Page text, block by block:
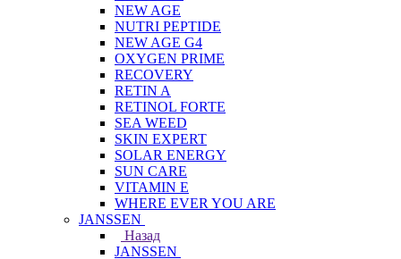
NEW AGE
NUTRI PEPTIDE
NEW AGE G4
OXYGEN PRIME
RECOVERY
RETIN A
RETINOL FORTE
SEA WEED
SKIN EXPERT
SOLAR ENERGY
SUN CARE
VITAMIN E
WHERE EVER YOU ARE
JANSSEN
Назад
JANSSEN